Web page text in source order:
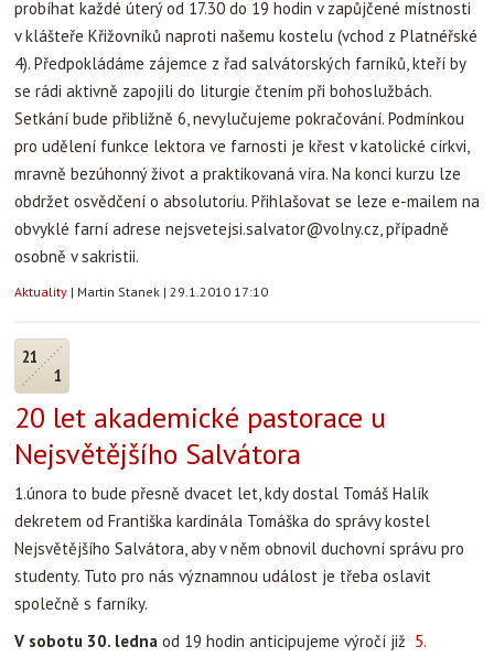
probíhat každé úterý od 17.30 do 19 hodin v zapůjčené místnosti
v klášteře Křižovníků naproti našemu kostelu (vchod z Platnéřské
4). Předpokládáme zájemce z řad salvátorských farníků, kteří by
se rádi aktivně zapojili do liturgie čtením při bohoslužbách.
Setkání bude přibližně 6, nevylučujeme pokračování. Podmínkou
pro udělení funkce lektora ve farnosti je křest v katolické církvi,
mravně bezúhonný život a praktikovaná víra. Na konci kurzu lze
obdržet osvědčení o absolutoriu. Přihlašovat se leze e-mailem na
obvyklé farní adrese nejsvetejsi.salvator@volny.cz, případně
osobně v sakristii.
Aktuality | Martin Stanek | 29.1.2010 17:10
21
1
20 let akademické pastorace u
Nejsvětějšího Salvátora
1.února to bude přesně dvacet let, kdy dostal Tomáš Halík
dekretem od Františka kardinála Tomáška do správy kostel
Nejsvětějšího Salvátora, aby v něm obnovil duchovní správu pro
studenty. Tuto pro nás významnou událost je třeba oslavit
společně s farníky.
V sobotu 30. ledna od 19 hodin anticipujeme výročí již 5.